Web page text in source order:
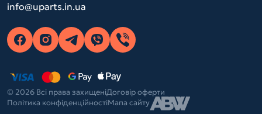
info@uparts.in.ua
© 2026 Всі права захищеніДоговір оферти
Політика конфіденційностіМапа сайту